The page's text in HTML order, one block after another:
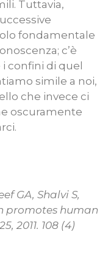
Tuttavia,
fondamentale
c’è
confini di quel
simile a noi,
che invece ci
oscuramente
GA, Shalvi S,
promotes human
2011. 108 (4)